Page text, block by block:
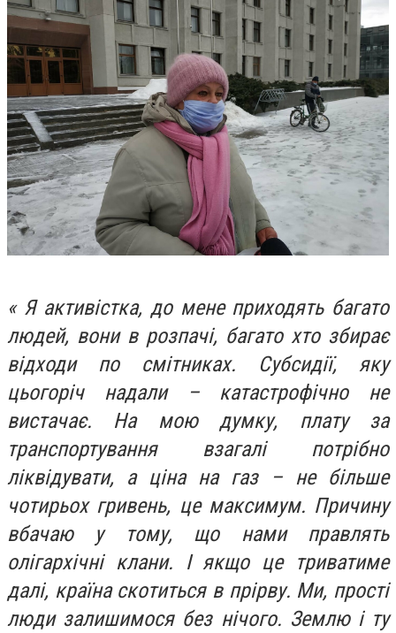
« Я активістка, до мене приходять багато
людей, вони в розпачі, багато хто збирає
відходи по смітниках. Субсидії, яку
цьогоріч надали – катастрофічно не
вистачає. На мою думку, плату за
транспортування взагалі потрібно
ліквідувати, а ціна на газ – не більше
чотирьох гривень, це максимум. Причину
вбачаю у тому, що нами правлять
олігархічні клани. І якщо це триватиме
далі, країна скотиться в прірву. Ми, прості
люди залишимося без нічого. Землю і ту